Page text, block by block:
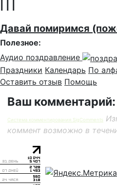
Давай помиримся
Полезное:
Аудио поздравление
Праздники Календарь По
Оставить отзыв Помощь
Ваш комментарий:
Система комментирования SigComments
коммент возможно в